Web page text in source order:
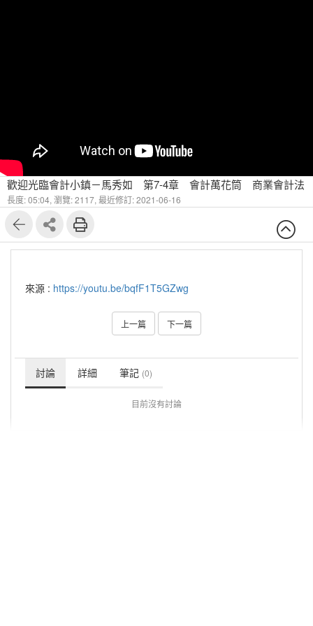
歡迎光臨會計小鎮－馬秀如 第7-4章 會計萬花筒 商業會計法
長度: 05:04, 瀏覽: 2117, 最近修訂: 2021-06-16
來源 : https://youtu.be/bqfF1T5GZwg
上一篇 下一篇
討論 詳細 筆記 (0)
目前沒有討論